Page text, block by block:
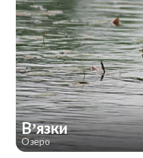
В’язки
Озеро